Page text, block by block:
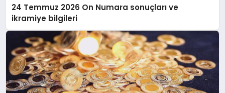
24 Temmuz 2026 On Numara sonuçları ve
ikramiye bilgileri